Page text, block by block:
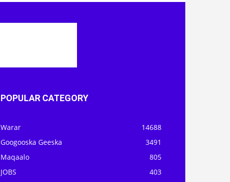
POPULAR CATEGORY
Warar
14688
Googooska Geeska
3491
Maqaalo
805
JOBS
403